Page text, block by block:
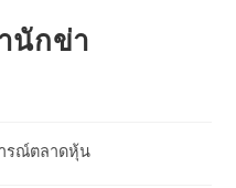
นักข่า
รณ์ตลาดหุ้น